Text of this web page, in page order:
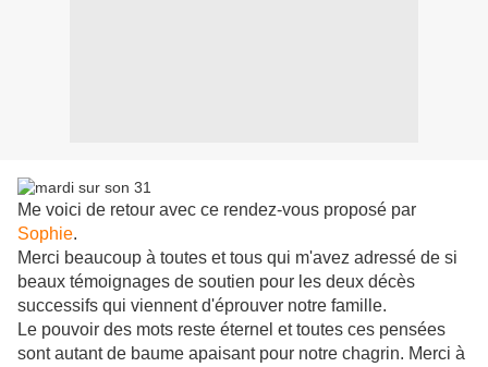
Me voici de retour avec ce rendez-vous proposé par
Sophie.
Merci beaucoup à toutes et tous qui m'avez adressé de si
beaux témoignages de soutien pour les deux décès
successifs qui viennent d'éprouver notre famille.
Le pouvoir des mots reste éternel et toutes ces pensées
sont autant de baume apaisant pour notre chagrin. Merci à